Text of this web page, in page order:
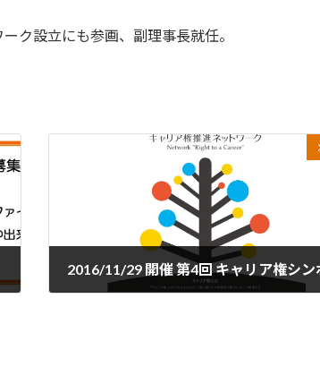
ク設立にも参画、副理事長就任。